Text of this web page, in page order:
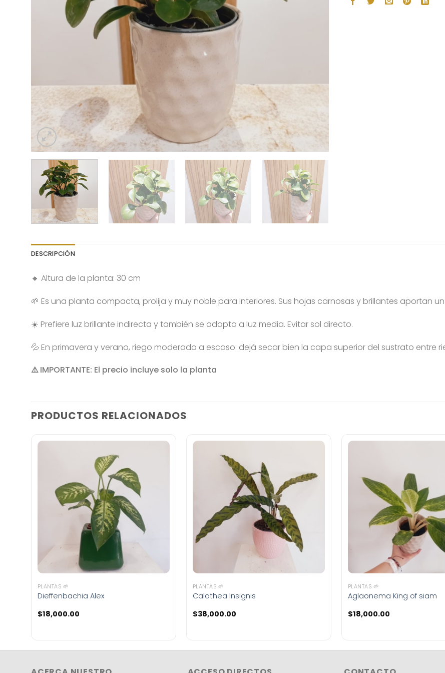
DESCRIPCIÓN
🔸 Altura de la planta: 30 cm
🌱 Es una planta compacta, prolija y muy noble para interiores. Sus hojas carnosas y brillantes aportan
☀️ Prefiere luz brillante indirecta y también se adapta a luz media. Evitar sol directo.
💦 En primavera y verano, riego moderado a escaso: dejá secar bien la capa superior del sustrato entre
⚠️IMPORTANTE: El precio incluye solo la planta
PRODUCTOS RELACIONADOS
PLANTAS 🌱
Dieffenbachia Alex
$18,000.00
PLANTAS 🌱
Calathea Insignis
$38,000.00
PLANTAS 🌱
Aglaonema King of siam
$18,000.00